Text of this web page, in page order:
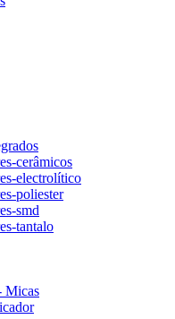
cerâmicos
electrolítico
poliester
smd
tantalo
Micas